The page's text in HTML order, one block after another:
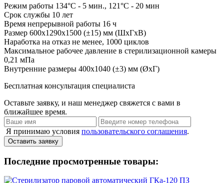
Режим работы 134°С - 5 мин., 121°С - 20 мин
Срок службы 10 лет
Время непрерывной работы 16 ч
Размер 600х1290х1500 (±15) мм (ШхГхВ)
Наработка на отказ не менее, 1000 циклов
Максимальное рабочее давление в стерилизационной камеры
0,21 мПа
Внутренние размеры 400х1040 (±3) мм (ØхГ)
Бесплатная консультация специалиста
Оставьте заявку, и наш менеджер свяжется с вами в
ближайшее время.
Я принимаю условия пользовательского соглашения.
Оставить заявку
Последние просмотренные товары: